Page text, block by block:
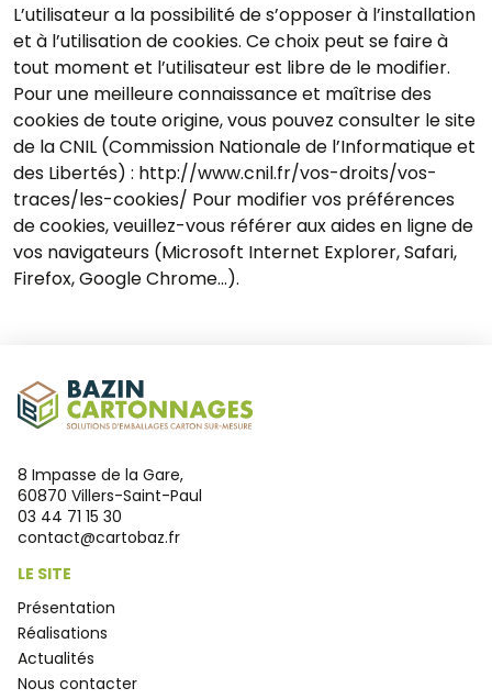
L’utilisateur a la possibilité de s’opposer à l’installation
et à l’utilisation de cookies. Ce choix peut se faire à
tout moment et l’utilisateur est libre de le modifier.
Pour une meilleure connaissance et maîtrise des
cookies de toute origine, vous pouvez consulter le site
de la CNIL (Commission Nationale de l’Informatique et
des Libertés) : http://www.cnil.fr/vos-droits/vos-
traces/les-cookies/ Pour modifier vos préférences
de cookies, veuillez-vous référer aux aides en ligne de
vos navigateurs (Microsoft Internet Explorer, Safari,
Firefox, Google Chrome…).
8 Impasse de la Gare,
60870 Villers-Saint-Paul
03 44 71 15 30
contact@cartobaz.fr
LE SITE
Présentation
Réalisations
Actualités
Nous contacter